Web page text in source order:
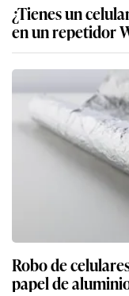
¿Tienes un
en un repetidor
Robo de
papel de